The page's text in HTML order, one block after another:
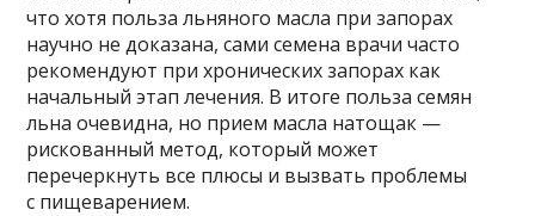
что хотя польза льняного масла при запорах
научно не доказана, сами семена врачи часто
рекомендуют при хронических запорах как
начальный этап лечения. В итоге польза семян
льна очевидна, но прием масла натощак —
рискованный метод, который может
перечеркнуть все плюсы и вызвать проблемы
с пищеварением.